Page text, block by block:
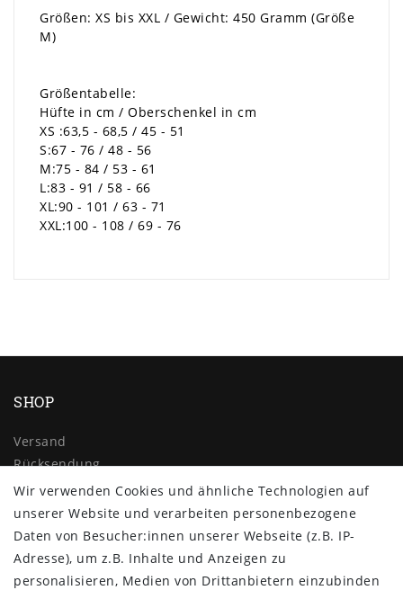
Größen: XS bis XXL / Gewicht: 450 Gramm (Größe
M)
Größentabelle:
Hüfte in cm / Oberschenkel in cm
XS :63,5 - 68,5 / 45 - 51
S:67 - 76 / 48 - 56
M:75 - 84 / 53 - 61
L:83 - 91 / 58 - 66
XL:90 - 101 / 63 - 71
XXL:100 - 108 / 69 - 76
SHOP
Versand
Rücksendung
Widerrufs­recht
Impressum
Daten­schutz­erklärung
AGB
Kontakt
Wir verwenden Cookies und ähnliche Technologien auf
unserer Website und verarbeiten personenbezogene
Daten von Besucher:innen unserer Webseite (z.B. IP-
Adresse), um z.B. Inhalte und Anzeigen zu
personalisieren, Medien von Drittanbietern einzubinden